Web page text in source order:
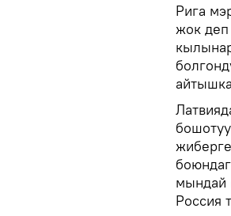
Рига
жок
мындай
Россия